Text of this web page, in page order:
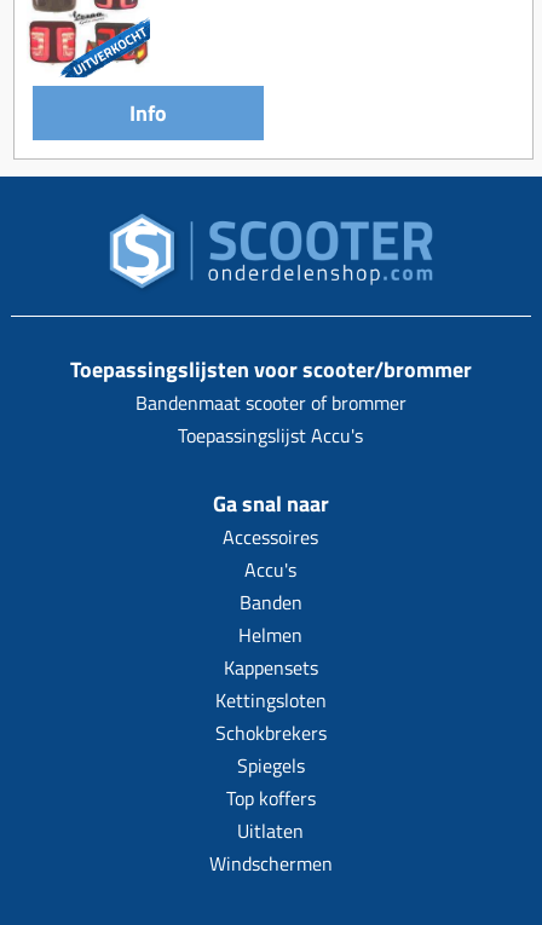
Info
Toepassingslijsten voor scooter/brommer
Bandenmaat scooter of brommer
Toepassingslijst Accu's
Ga snal naar
Accessoires
Accu's
Banden
Helmen
Kappensets
Kettingsloten
Schokbrekers
Spiegels
Top koffers
Uitlaten
Windschermen